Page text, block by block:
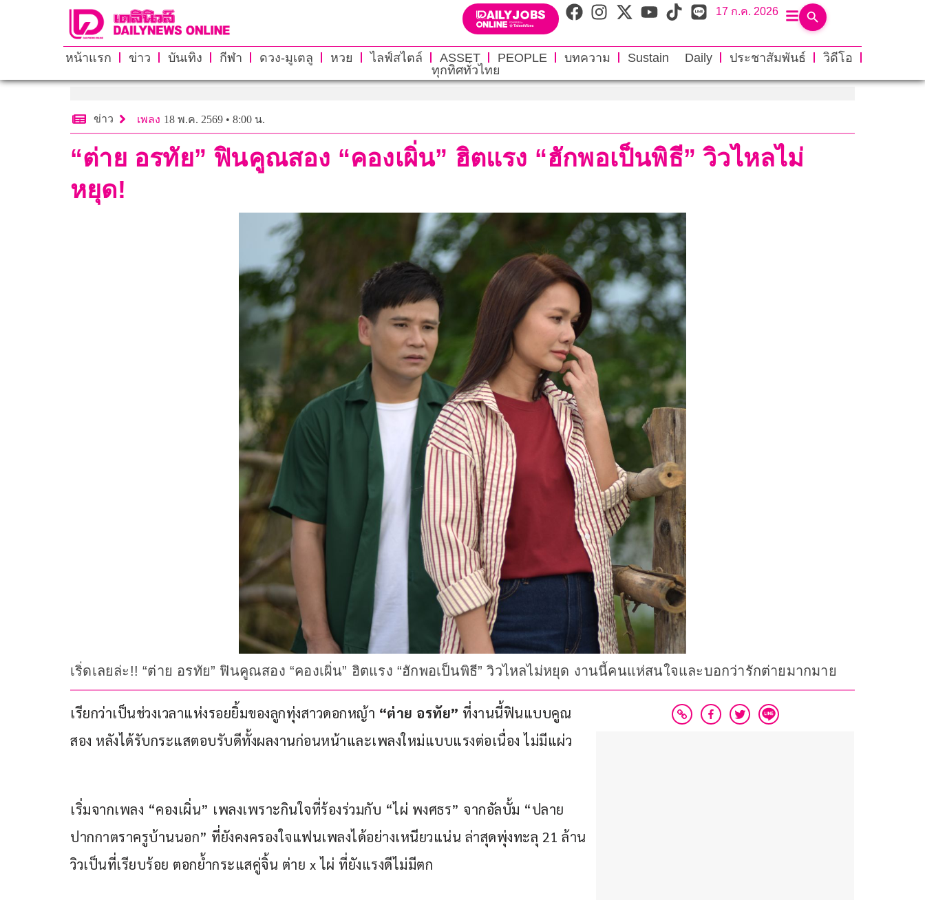
17 ก.ค. 2026
หน้าแรก ข่าว บันเทิง กีฬา ดวง-มูเตลู หวย ไลฟ์สไตล์ ASSET PEOPLE บทความ Sustain Daily ประชาสัมพันธ์
วิดีโอ
ทุกทิศทั่วไทย
ข่าว เพลง 18 พ.ค. 2569 • 8:00 น.
“ต่าย อรทัย” ฟินคูณสอง “คองเผิ่น” ฮิตแรง “ฮักพอเป็นพิธี” วิวไหลไม่
หยุด!
เริ่ดเลยล่ะ!! “ต่าย อรทัย” ฟินคูณสอง “คองเผิ่น” ฮิตแรง “ฮักพอเป็นพิธี” วิวไหลไม่หยุด งานนี้คนแห่สนใจและบอกว่ารักต่ายมากมาย
เรียกว่าเป็นช่วงเวลาแห่งรอยยิ้มของลูกทุ่งสาวดอกหญ้า “ต่าย อรทัย” ที่งานนี้ฟินแบบคูณ
สอง หลังได้รับกระแสตอบรับดีทั้งผลงานก่อนหน้าและเพลงใหม่แบบแรงต่อเนื่อง ไม่มีแผ่ว
เริ่มจากเพลง “คองเผิ่น” เพลงเพราะกินใจที่ร้องร่วมกับ “ไผ่ พงศธร” จากอัลบั้ม “ปลาย
ปากกาตราครูบ้านนอก” ที่ยังคงครองใจแฟนเพลงได้อย่างเหนียวแน่น ล่าสุดพุ่งทะลุ 21 ล้าน
วิวเป็นที่เรียบร้อย ตอกย้ำกระแสคู่จิ้น ต่าย x ไผ่ ที่ยังแรงดีไม่มีตก